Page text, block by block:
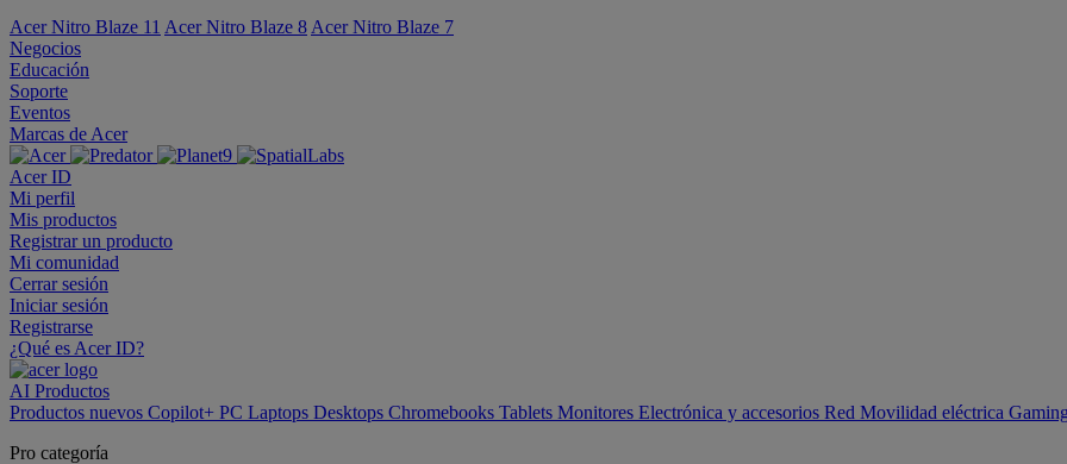
Acer Nitro Blaze 11 Acer Nitro Blaze 8 Acer Nitro Blaze 7
Negocios
Educación
Soporte
Eventos
Marcas de Acer
Acer ID
Mi perfil
Mis productos
Registrar un producto
Mi comunidad
Cerrar sesión
Iniciar sesión
Registrarse
¿Qué es Acer ID?
AI Productos
Productos nuevos Copilot+ PC Laptops Desktops Chromebooks Tablets Monitores Electrónica y accesorios Red Movilidad eléctrica
Pro categoría